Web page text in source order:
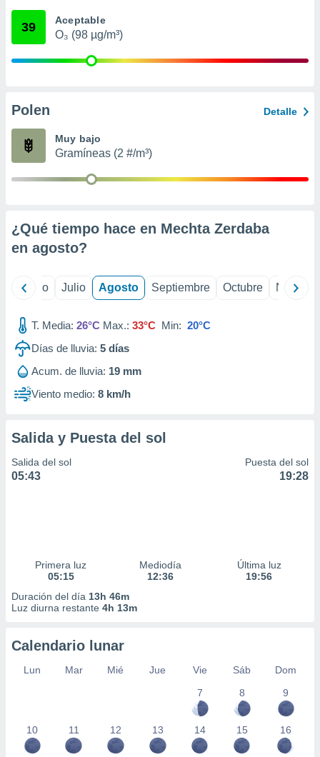
e
publicidad
1199
39 Aceptable
O₃ (98 µg/m³)
Polen Detalle
Muy bajo
Gramíneas (2 #/m³)
¿Qué tiempo hace en Mechta Zerdaba
en agosto?
Junio Julio Agosto Septiembre Octubre
T. Media: 26°C Max.: 33°C Min: 20°C
Días de lluvia: 5 días
Acum. de lluvia: 19 mm
Viento medio: 8 km/h
Salida y Puesta del sol
Salida del sol
05:43
Puesta del sol
19:28
Primera luz
05:15
Mediodía
12:36
Última luz
19:56
Duración del día 13h 46m
Luz diurna restante 4h 13m
Calendario lunar
Lun Mar Mié Jue Vie Sáb
Dom
7
8 9
10 11 12 13 14 15 16